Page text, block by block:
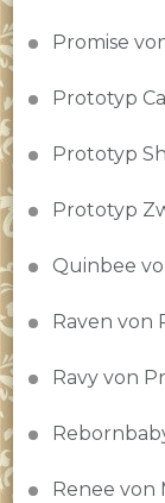
Promise
Prototyp
Prototyp
Prototyp
Quinbee
Raven von
Ravy von
Renee von